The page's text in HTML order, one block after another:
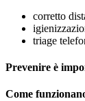
corretto
triage
Prevenire è
Come